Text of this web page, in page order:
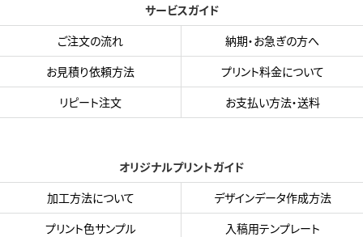
サービスガイド
ご注文の流れ
納期・お急ぎの方へ
お見積り依頼方法
プリント料金について
リピート注文
お支払い方法・送料
オリジナルプリントガイド
加工方法について
デザインデータ作成方法
プリント色サンプル
入稿用テンプレート